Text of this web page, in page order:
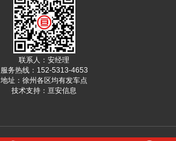
联系人：安经理
服务热线：152-5313-4653
地址：徐州各区均有发车点
技术支持： 亘安信息